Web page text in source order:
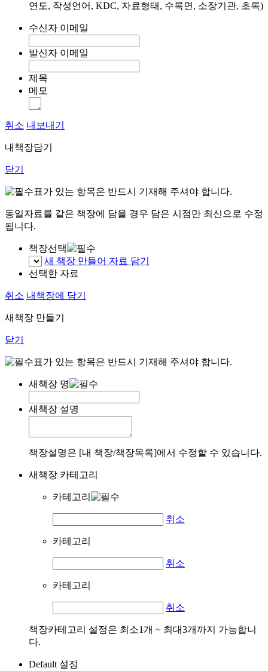
연도, 작성언어, KDC, 자료형태, 수록면, 소장기관, 초록)
수신자 이메일
발신자 이메일
제목
메모
취소 내보내기
내책장담기
닫기
표가 있는 항목은 반드시 기재해 주셔야 합니다.
동일자료를 같은 책장에 담을 경우 담은 시점만 최신으로 수정
됩니다.
책장선택
새 책장 만들어 자료 담기
선택한 자료
취소 내책장에 담기
새책장 만들기
닫기
표가 있는 항목은 반드시 기재해 주셔야 합니다.
새책장 명
새책장 설명
책장설명은 [내 책장/책장목록]에서 수정할 수 있습니다.
새책장 카테고리
카테고리
취소
카테고리
취소
카테고리
취소
책장카테고리 설정은 최소1개 ~ 최대3개까지 가능합니
다.
Default 설정